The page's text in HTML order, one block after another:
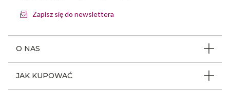
O NAS
JAK KUPOWAĆ
Zapisz się do newslettera